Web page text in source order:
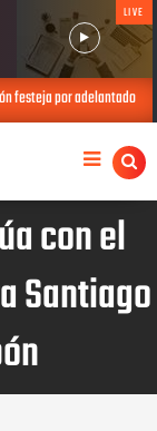
LIVE
festeja por adelantado
con el
Santiago